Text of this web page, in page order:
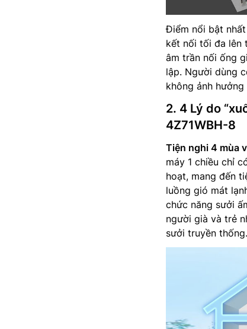
Điểm nổi bật
kết nối tối đa lên
âm trần nối ống
lập. Người dùng
không ảnh
2. 4 Lý do
4Z71WBH-8
Tiện nghi 4 mùa
máy 1 chiều chỉ
hoạt, mang đến
luồng gió mát
chức năng sưởi
người già và trẻ
sưởi truyền thống.